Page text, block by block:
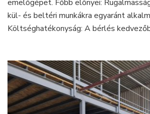
emelőgépet. Főbb előnyei:
kül- és beltéri munkákra egyaránt
Költséghatékonyság: A bérlés